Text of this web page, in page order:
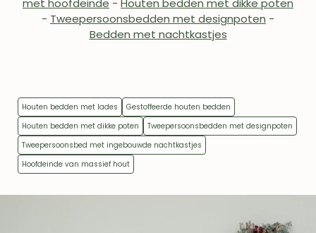
met hoofdeinde - Houten bedden met dikke poten
- Tweepersoonsbedden met designpoten -
Bedden met nachtkastjes
Houten bedden met lades
Gestoffeerde houten bedden
Houten bedden met dikke poten
Tweepersoonsbedden met designpoten
Tweepersoonsbed met ingebouwde nachtkastjes
Hoofdeinde van massief hout